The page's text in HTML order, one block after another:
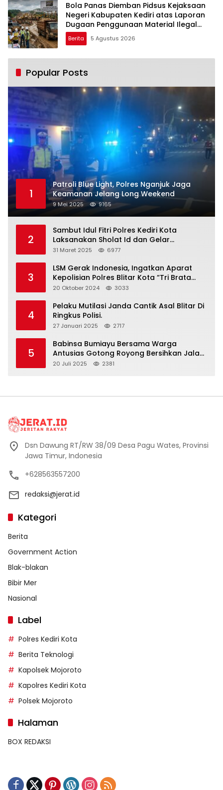
Bola Panas Diemban Pidsus Kejaksaan
Negeri Kabupaten Kediri atas Laporan
Dugaan Penggunaan Material Ilegal
Proyek Tol Kediri Oleh PT. HASTARI JAYA
SENTOSA
Berita 5 Agustus 2026
Popular Posts
1
Patroli Blue Light, Polres Nganjuk Jaga
Keamanan Jelang Long Weekend
9 Mei 2025 9165
2
Sambut Idul Fitri Polres Kediri Kota
Laksanakan Sholat Id dan Gelar
Halalbihalal
31 Maret 2025 6977
3
LSM Gerak Indonesia, Ingatkan Aparat
Kepolisian Polres Blitar Kota “Tri Brata
Polri” Harus Diamalkan
20 Oktober 2024 3033
4
Pelaku Mutilasi Janda Cantik Asal Blitar Di
Ringkus Polisi.
27 Januari 2025 2717
5
Babinsa Bumiayu Bersama Warga
Antusias Gotong Royong Bersihkan Jalan
Dusun Banaran
20 Juli 2025 2381
Dsn Dawung RT/RW 38/09 Desa Pagu Wates, Provinsi
Jawa Timur, Indonesia
+628563557200
redaksi@jerat.id
Kategori
Berita
Government Action
Blak-blakan
Bibir Mer
Nasional
Label
Polres Kediri Kota
Berita Teknologi
Kapolsek Mojoroto
Kapolres Kediri Kota
Polsek Mojoroto
Halaman
BOX REDAKSI